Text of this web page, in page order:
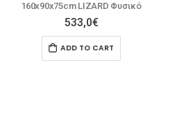
160x90x75cm LIZARD Φυσικό
533,0€
ADD TO CART